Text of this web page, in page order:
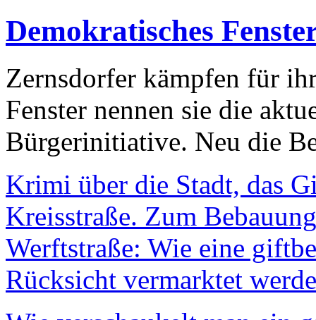
Demokratisches
Zernsdorfer kämpfen für
Fenster nennen sie die
Bürgerinitiative. Neu die
Krimi über die Stadt, das
Kreisstraße. Zum
Werftstraße: Wie eine
Rücksicht vermarktet